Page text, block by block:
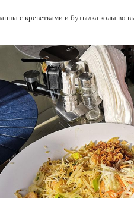
с креветками и бутылка колы во